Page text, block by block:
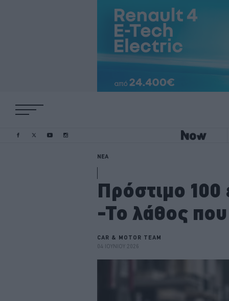
ΝΕΑ
Πρόστιμο 100
-Το λάθος
CAR & MOTOR TEAM
04 ΙΟΥΝΙΟΥ 2026